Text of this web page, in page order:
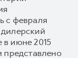
с февраля
в июне 2015
представлено